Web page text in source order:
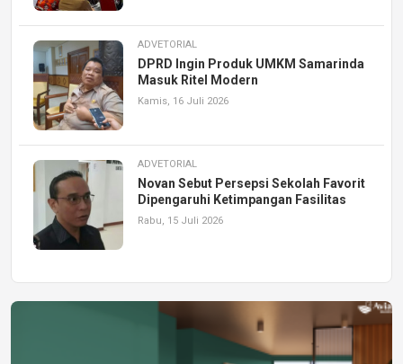
ADVETORIAL
DPRD Ingin Produk UMKM Samarinda
Masuk Ritel Modern
Kamis, 16 Juli 2026
ADVETORIAL
Novan Sebut Persepsi Sekolah Favorit
Dipengaruhi Ketimpangan Fasilitas
Rabu, 15 Juli 2026